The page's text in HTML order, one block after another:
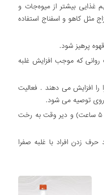
بیشتر از میوه‌جات و
مثل کاهو و اسفناج استفاده
پرهیز شود.
روانی که موجب افزایش غلبه
افزایش می دهند . فعالیت
روی توصیه می شود.
از بی­خوابی و کم خوابی (کمتر از ۵ ساعت) و دیر وقت به رخت
حرف زدن افراد با غلبه صفرا